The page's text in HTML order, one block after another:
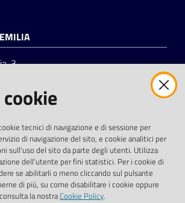
3
Instagram
tecnici di navigazione e di sessione per
di navigazione del sito, e cookie analitici per
sull'uso del sito da parte degli utenti. Utilizza
dell'utente per fini statistici. Per i cookie di
se abilitarli o meno cliccando sul pulsante
di più, su come disabilitare i cookie oppure
la nostraCookie Policy.